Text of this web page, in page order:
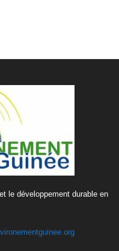
le développement durable en